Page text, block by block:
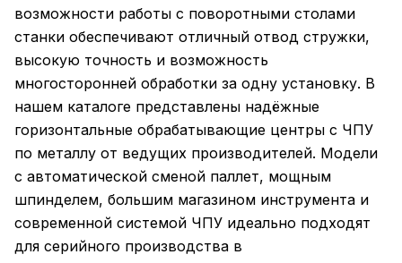
возможности работы с поворотными столами
станки обеспечивают отличный отвод стружки,
высокую точность и возможность
многосторонней обработки за одну установку. В
нашем каталоге представлены надёжные
горизонтальные обрабатывающие центры с ЧПУ
по металлу от ведущих производителей. Модели
с автоматической сменой паллет, мощным
шпинделем, большим магазином инструмента и
современной системой ЧПУ идеально подходят
для серийного производства в